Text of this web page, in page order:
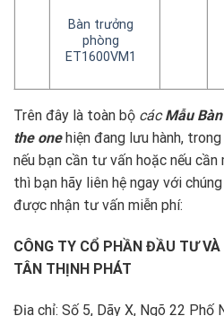
Bàn trưởng
phòng
ET1600VM1
Trên đây là toàn bộ cácMẫu
the onehiện đang lưu hành,
nếu bạn cần tư vấn hoặc nếu
thì bạn hãy liên hệ ngay với
được nhận tư vấn miễn phí:
CÔNG TY CỔ PHẦN ĐẦU TƯ
TÂN THỊNH PHÁT
Địa chỉ: Số 5, Dãy X, Ngõ 22 Phố